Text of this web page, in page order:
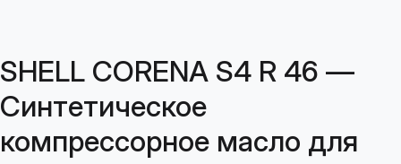
SHELL CORENA S4 R 46 —
Синтетическое
компрессорное масло для